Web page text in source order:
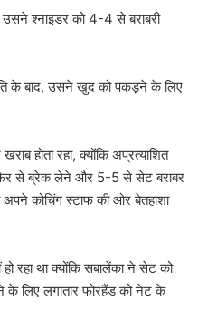
उसने श्नाइडर को 4-4 से बराबरी
के बाद, उसने खुद को पकड़ने के लिए
होता रहा, क्योंकि अप्रत्याशित
से ब्रेक लेने और 5-5 से सेट बराबर
कोचिंग स्टाफ की ओर बेतहाशा
रहा था क्योंकि सबालेंका ने सेट को
के लिए लगातार फोरहैंड को नेट के